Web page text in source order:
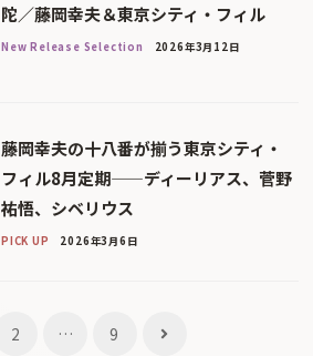
陀／藤岡幸夫＆東京シティ・フィル
New Release Selection 2026年3月12日
藤岡幸夫の十八番が揃う東京シティ・
フィル8月定期——ディーリアス、菅野
祐悟、シベリウス
PICK UP 2026年3月6日
2 … 9